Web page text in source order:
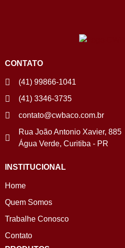
CONTATO
(41) 99866-1041
(41) 3346-3735
contato@cwbaco.com.br
Rua João Antonio Xavier, 885
Água Verde, Curitiba - PR
INSTITUCIONAL
Home
Quem Somos
Trabalhe Conosco
Contato